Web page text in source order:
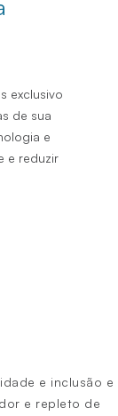
exclusivo
de sua
e
e reduzir
e inclusão e
e repleto de